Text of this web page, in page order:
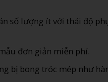
số lượng ít với thái độ
đơn giản miễn phí.
bị bong tróc mép như